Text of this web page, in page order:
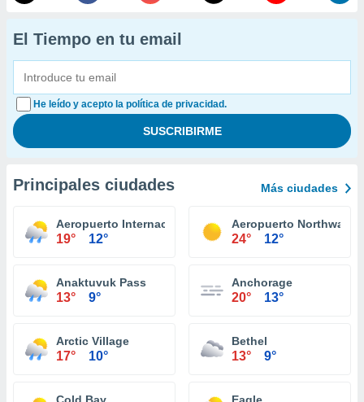
El Tiempo en tu email
He leído y acepto la política de privacidad.
Principales ciudades Más ciudades
Aeropuerto Internacional Juneau
19° 12°
Aeropuerto Northway
24° 12°
Anaktuvuk Pass
13° 9°
Anchorage
20° 13°
Arctic Village
17° 10°
Bethel
13° 9°